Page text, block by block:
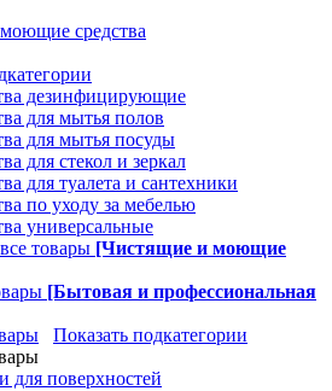
средства
дезинфицирующие
для мытья полов
для мытья посуды
для стекол и зеркал
для туалета и сантехники
по уходу за мебелью
универсальные
товары [Чистящие и моющие
[Бытовая и профессиональная
Показать подкатегории
для поверхностей